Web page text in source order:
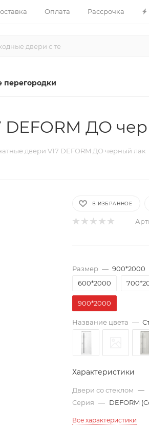
Оплата Рассрочка
ДО
двери V17 DEFORM ДО черный лак
В ИЗБРАННОЕ
Размер — 900*2000
600*2000
900*2000
Название цвета —
Характеристики
Двери со стеклом —
Серия — DEFORM
Все характеристики